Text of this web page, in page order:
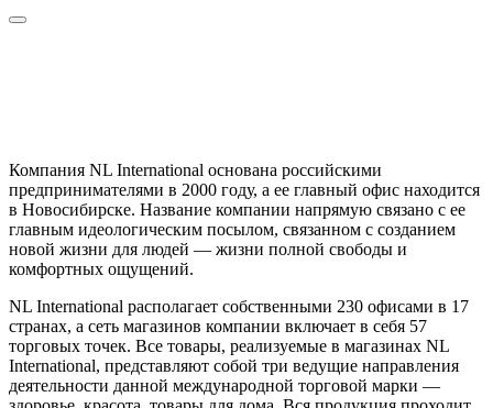
Компания NL International основана российскими
предпринимателями в 2000 году, а ее главный офис находится
в Новосибирске. Название компании напрямую связано с ее
главным идеологическим посылом, связанном с созданием
новой жизни для людей — жизни полной свободы и
комфортных ощущений.
NL International располагает собственными 230 офисами в 17
странах, а сеть магазинов компании включает в себя 57
торговых точек. Все товары, реализуемые в магазинах NL
International, представляют собой три ведущие направления
деятельности данной международной торговой марки —